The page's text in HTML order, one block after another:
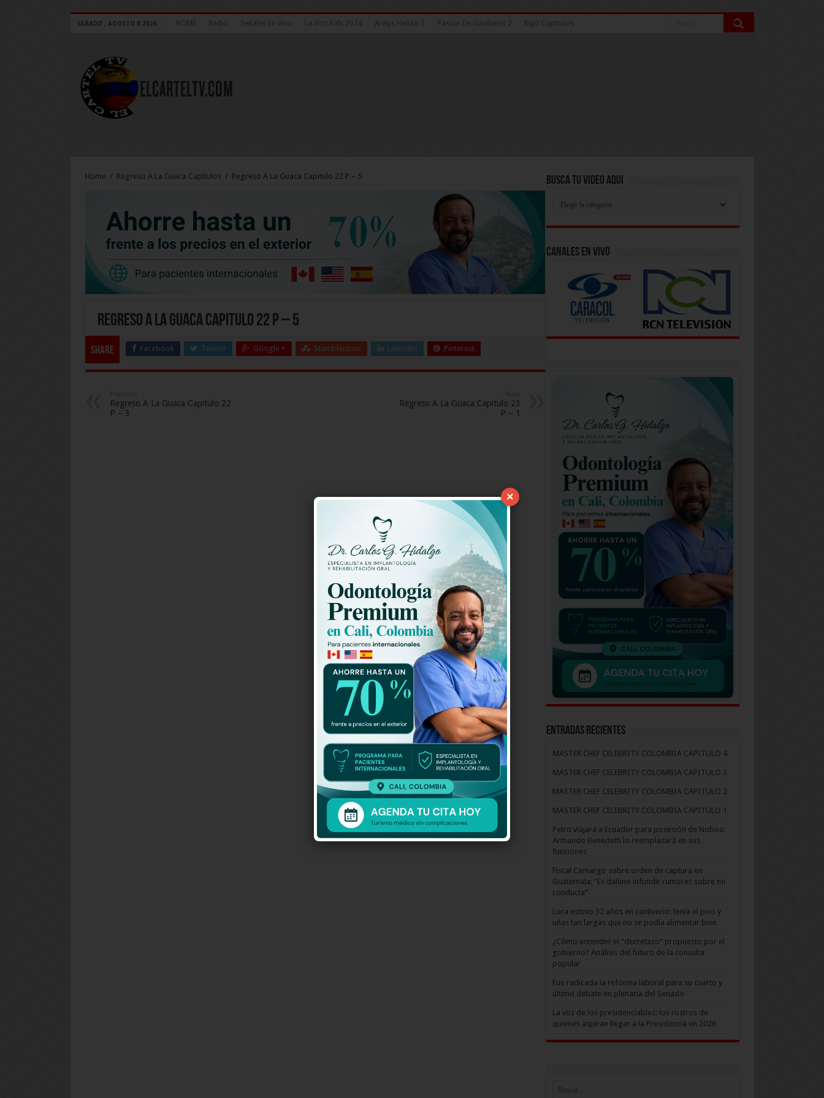
SÁBADO , AGOSTO 8 2026 HOME Radio Señales En Vivo La Voz Kids 2024 Arelys Henao 2 Pasion De Gavilanes 2 Rigo Capitulos
Home / Regreso A La Guaca Capitulos / Regreso A La Guaca Capitulo 22 P – 5
Regreso A La Guaca Capitulo 22 P – 5
Share Facebook Twitter Google + Stumbleupon LinkedIn Pinterest
Regreso A La Guaca Capitulo 22
P – 3
Regreso A La Guaca Capitulo 23
P – 1
Busca Tu Video Aqui
Aqui
Canales En Vivo
Entradas recientes
MASTER CHEF CELEBRITY COLOMBIA CAPITULO 4
MASTER CHEF CELEBRITY COLOMBIA CAPITULO 3
MASTER CHEF CELEBRITY COLOMBIA CAPITULO 2
MASTER CHEF CELEBRITY COLOMBIA CAPITULO 1
Petro viajará a Ecuador para posesión de Noboa:
Armando Benedetti lo reemplazará en sus
funciones
Fiscal Camargo sobre orden de captura en
Guatemala: “Es dañino infundir rumores sobre mi
conducta”
Lora estuvo 32 años en cautiverio: tenía el pico y
uñas tan largas que no se podía alimentar bien
¿Cómo entender el “decretazo” propuesto por el
gobierno? Análisis del futuro de la consulta
popular
Fue radicada la reforma laboral para su cuarto y
último debate en plenaria del Senado
La voz de los presidenciables: los rostros de
quienes aspiran llegar a la Presidencia en 2026
×